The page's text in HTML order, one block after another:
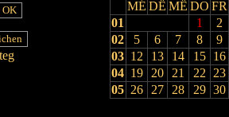
MÉ DË MË DO FR
01
1
2
02
5 6 7 8
9
03 12 13 14 15
16
04 19 20 21 22
23
05 26 27 28 29 30